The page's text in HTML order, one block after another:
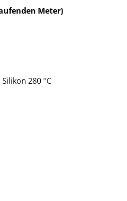
Meter)
280 °C